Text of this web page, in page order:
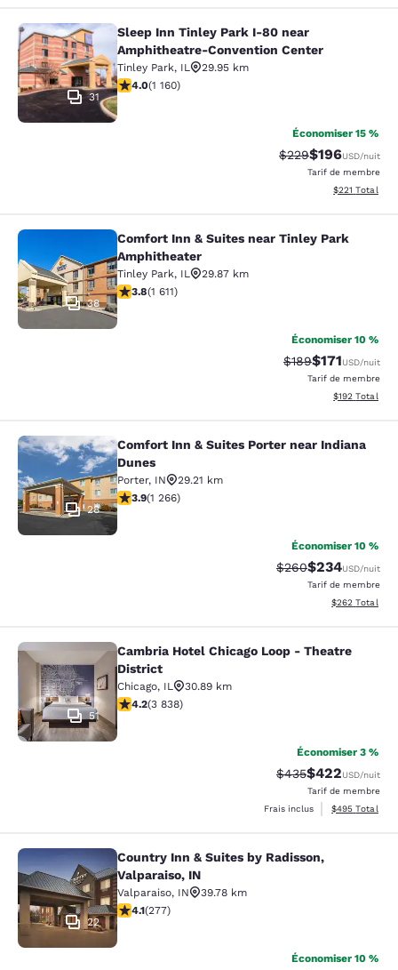
Sleep Inn Tinley Park I-80 near
31
Sleep Inn Tinley Park I-80 near
Amphitheatre-Convention Center
Tinley Park, IL
29.95 km
4.01 étoiles. Très bon. 1160 commentaires
4.0(1 160)
Économiser 15 %
Tarif barré :
$229Tarif réduit :
$196USD/nuit
Tarif de membre
Afficher les
$221 Total
Comfort Inn & Suites near Tinley
38
Comfort Inn & Suites near Tinley Park
Amphitheater
Tinley Park, IL
29.87 km
3.8 étoiles. Bien. 1611 commentaires
3.8(1 611)
Économiser 10 %
Tarif barré :
$189Tarif réduit :
$171USD/nuit
Tarif de membre
Afficher les
$192 Total
Comfort Inn & Suites Porter near
28
Comfort Inn & Suites Porter near Indiana
Dunes
Porter, IN
29.21 km
3.91 étoiles. Bien. 1266 commentaires
3.9(1 266)
Économiser 10 %
Tarif barré :
$260Tarif réduit :
$234USD/nuit
Tarif de membre
Afficher les
$262 Total
Cambria Hotel Chicago Loop -
51
Cambria Hotel Chicago Loop - Theatre
District
Chicago, IL
30.89 km
4.21 étoiles. Excellent. 3838 commentaires
4.2(3 838)
Économiser 3 %
Tarif barré :
$435Tarif réduit :
$422USD/nuit
Tarif de membre
Frais inclus
Afficher les
$495 Total
Country Inn & Suites by Radisson,
22
Country Inn & Suites by Radisson,
Valparaiso, IN
Valparaiso, IN
39.78 km
4.14 étoiles. Très bon. 277 commentaires
4.1(277)
Économiser 10 %